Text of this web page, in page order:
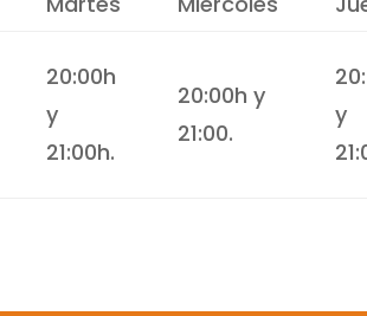
20:00h
y
21:00h.
20:00h y
21:00.
y